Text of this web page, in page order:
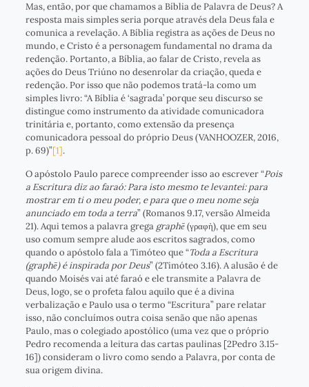
Mas, então, por que chamamos a Bíblia de Palavra de Deus? A
resposta mais simples seria porque através dela Deus fala e
comunica a revelação. A Bíblia registra as ações de Deus no
mundo, e Cristo é a personagem fundamental no drama da
redenção. Portanto, a Bíblia, ao falar de Cristo, revela as
ações do Deus Triúno no desenrolar da criação, queda e
redenção. Por isso que não podemos tratá-la como um
simples livro: “A Bíblia é ‘sagrada’ porque seu discurso se
distingue como instrumento da atividade comunicadora
trinitária e, portanto, como extensão da presença
comunicadora pessoal do próprio Deus (VANHOOZER, 2016,
p. 69)”[1].
O apóstolo Paulo parece compreender isso ao escrever “Pois
a Escritura diz ao faraó: Para isto mesmo te levantei: para
mostrar em ti o meu poder, e para que o meu nome seja
anunciado em toda a terra” (Romanos 9.17, versão Almeida
21). Aqui temos a palavra grega graphē(γραφὴ), que em seu
uso comum sempre alude aos escritos sagrados, como
quando o apóstolo fala a Timóteo que “Toda a Escritura
(graphē) é inspirada por Deus” (2Timóteo 3.16). A alusão é de
quando Moisés vai até faraó e ele transmite a Palavra de
Deus, logo, se o profeta falou aquilo que é a divina
verbalização e Paulo usa o termo “Escritura” pare relatar
isso, não concluímos outra coisa senão que não apenas
Paulo, mas o colegiado apostólico (uma vez que o próprio
Pedro recomenda a leitura das cartas paulinas [2Pedro 3.15-
16]) consideram o livro como sendo a Palavra, por conta de
sua origem divina.